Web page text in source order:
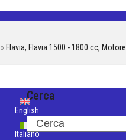
» Flavia, Flavia 1500 - 1800 cc, Motore
Cerca
Search
English
Italiano